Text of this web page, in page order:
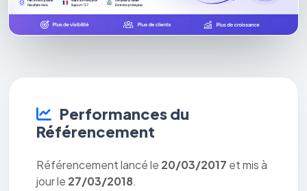
Performances du
Référencement
Référencement lancé le 20/03/2017 et mis à
jour le 27/03/2018.